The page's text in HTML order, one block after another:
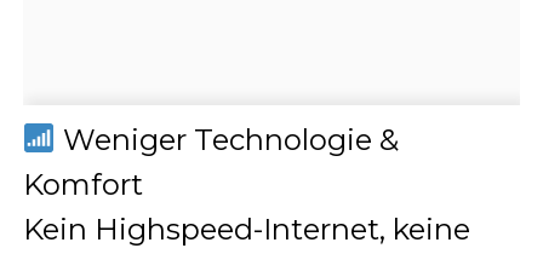
Weniger Technologie &
Komfort
Kein Highspeed-Internet, keine